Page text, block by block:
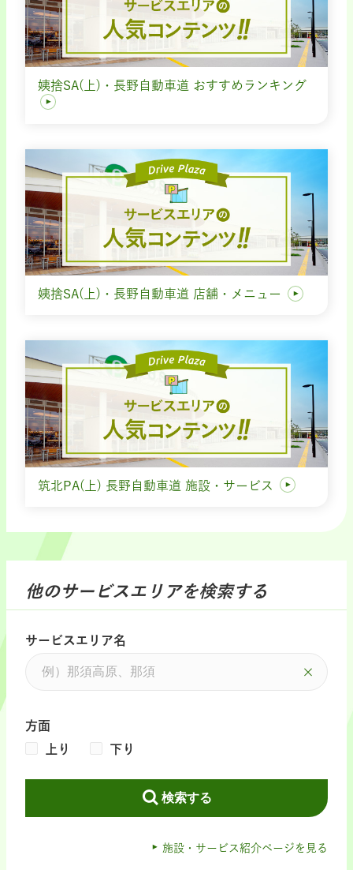
姨捨SA(上)・長野自動車道 おすすめランキング
姨捨SA(上)・長野自動車道 店舗・メニュー
筑北PA(上) 長野自動車道 施設・サービス
他のサービスエリアを検索する
サービスエリア名
方面
上り
下り
検索する
施設・サービス紹介ページを見る